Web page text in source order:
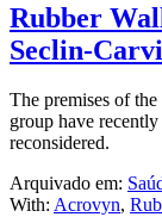
Rubber
Seclin-
The premises of
group have
reconsidered.
Arquivado em:
With: Acrovyn,